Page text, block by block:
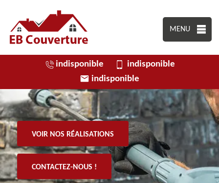
MENU
indisponible
indisponible
indisponible
VOIR NOS RÉALISATIONS
CONTACTEZ-NOUS !